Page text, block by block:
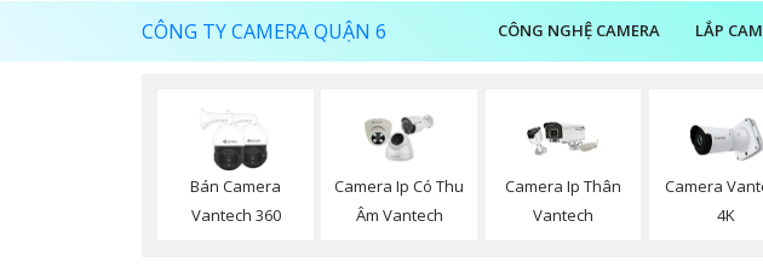
CÔNG TY CAMERA QUẬN 6 CÔNG NGHỆ CAMERA LẮP
Bán Camera
Vantech 360
Camera Ip Có Thu
Âm Vantech
Camera Ip Thân
Vantech
Camera
4K